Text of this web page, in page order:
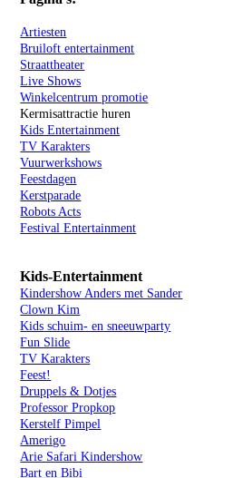
Artiesten
Bruiloft entertainment
Straattheater
Live Shows
Winkelcentrum promotie
Kermisattractie huren
Kids Entertainment
TV Karakters
Vuurwerkshows
Feestdagen
Kerstparade
Robots Acts
Festival Entertainment
Kids-Entertainment
Kindershow Anders met Sander
Clown Kim
Kids schuim- en sneeuwparty
Fun Slide
TV Karakters
Feest!
Druppels & Dotjes
Professor Propkop
Kerstelf Pimpel
Amerigo
Arie Safari Kindershow
Bart en Bibi